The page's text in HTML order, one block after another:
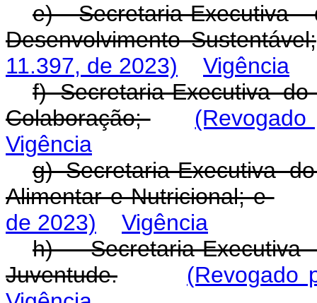
e) Secretaria-
Desenvolvimento Sustentável;
11.397, de 2023)
Vigência
f) Secretaria-Executiva
Colaboração;
Vigência
g) Secretaria-Executiva
Alimentar e Nutricional; e
de 2023)
Vigência
h) Secretaria-
Juventude.
(Revogado